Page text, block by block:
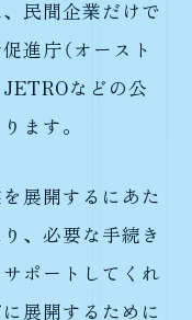
民間企業だけで
進庁（オースト
などの公
ます。
展開するにあた
、必要な手続き
ポートしてくれ
展開するために